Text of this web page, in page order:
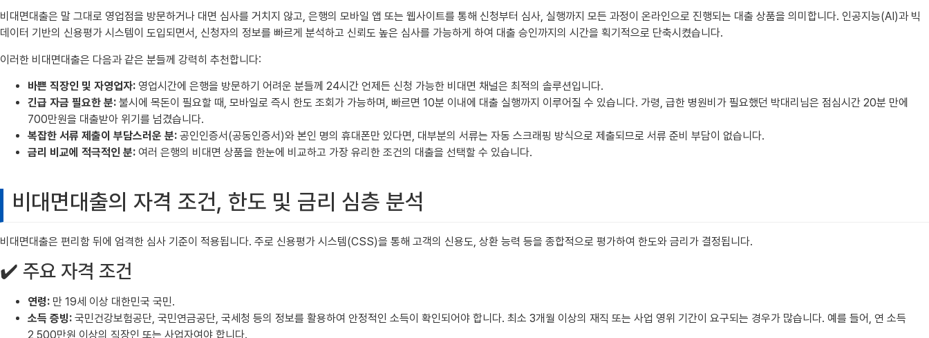
비대면대출은 말 그대로 영업점을 방문하거나 대면 심사를 거치지 않고, 은행의 모바일 앱 또는 웹사이트를 통해 신청부터 심사, 실행까지 모든 과정이 온라인으로 진행되는 대출 상품을 의미합니다. 인공지능(AI)과 빅
데이터 기반의 신용평가 시스템이 도입되면서, 신청자의 정보를 빠르게 분석하고 신뢰도 높은 심사를 가능하게 하여 대출 승인까지의 시간을 획기적으로 단축시켰습니다.
이러한 비대면대출은 다음과 같은 분들께 강력히 추천합니다:
바쁜 직장인 및 자영업자: 영업시간에 은행을 방문하기 어려운 분들께 24시간 언제든 신청 가능한 비대면 채널은 최적의 솔루션입니다.
긴급 자금 필요한 분: 불시에 목돈이 필요할 때, 모바일로 즉시 한도 조회가 가능하며, 빠르면 10분 이내에 대출 실행까지 이루어질 수 있습니다. 가령, 급한 병원비가 필요했던 박대리님은 점심시간 20분 만에
700만원을 대출받아 위기를 넘겼습니다.
복잡한 서류 제출이 부담스러운 분: 공인인증서(공동인증서)와 본인 명의 휴대폰만 있다면, 대부분의 서류는 자동 스크래핑 방식으로 제출되므로 서류 준비 부담이 없습니다.
금리 비교에 적극적인 분: 여러 은행의 비대면 상품을 한눈에 비교하고 가장 유리한 조건의 대출을 선택할 수 있습니다.
비대면대출의 자격 조건, 한도 및 금리 심층 분석
비대면대출은 편리함 뒤에 엄격한 심사 기준이 적용됩니다. 주로 신용평가 시스템(CSS)을 통해 고객의 신용도, 상환 능력 등을 종합적으로 평가하여 한도와 금리가 결정됩니다.
✔️ 주요 자격 조건
연령: 만 19세 이상 대한민국 국민.
소득 증빙: 국민건강보험공단, 국민연금공단, 국세청 등의 정보를 활용하여 안정적인 소득이 확인되어야 합니다. 최소 3개월 이상의 재직 또는 사업 영위 기간이 요구되는 경우가 많습니다. 예를 들어, 연 소득
2,500만원 이상의 직장인 또는 사업자여야 합니다.